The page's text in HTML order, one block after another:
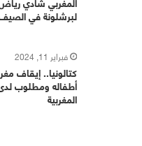
لبرشلونة في
فبراير 11, 2024
كتالونيا.. إيقاف
أطفاله ومطلوب
المغربية